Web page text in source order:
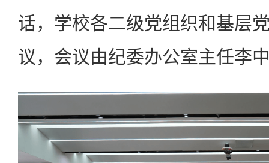
话，学校各二级党组织和基层
议，会议由纪委办公室主任李